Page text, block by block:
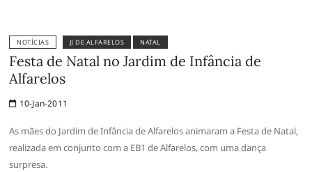
NOTÍCIAS JI DE ALFARELOS NATAL
Festa de Natal no Jardim de Infância de
Alfarelos
10-Jan-2011
As mães do Jardim de Infância de Alfarelos animaram a Festa de Natal,
realizada em conjunto com a EB1 de Alfarelos, com uma dança
surpresa.